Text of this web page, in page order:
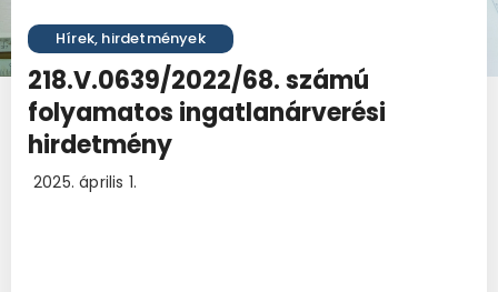
Hírek, hirdetmények
218.V.0639/2022/68. számú
folyamatos ingatlanárverési
hirdetmény
2025. április 1.